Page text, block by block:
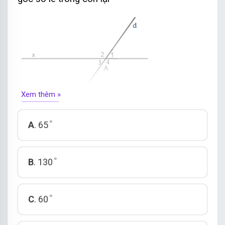
Xem thêm »
A. 65°
°
B. 130°
°
C. 60°
°